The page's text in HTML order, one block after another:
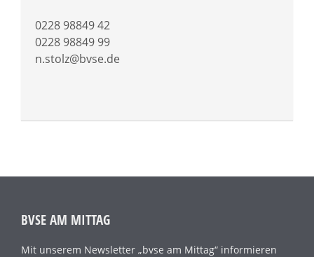
0228 98849 42
0228 98849 99
n.stolz@bvse.de
BVSE AM MITTAG
Mit unserem Newsletter „bvse am Mittag“ informieren